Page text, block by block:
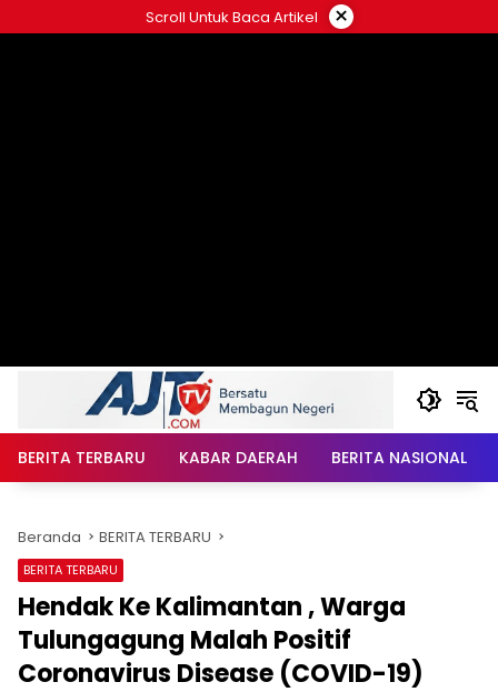
ke
Scroll Untuk Baca Artikel ×
BERITA TERBARU KABAR DAERAH BERITA NASIONAL
Beranda BERITA TERBARU
BERITA TERBARU
Hendak Ke Kalimantan , Warga
Tulungagung Malah Positif
Coronavirus Disease (COVID-19)